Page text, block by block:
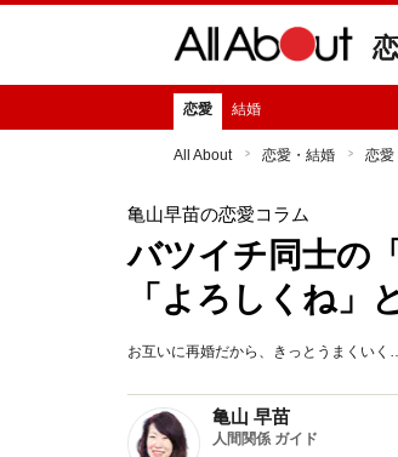
恋愛 結婚
All About 恋愛・結婚 恋愛
亀山早苗の恋愛コラム
バツイチ同士の
「よろしくね」
お互いに再婚だから、きっとうまくい
亀山 早苗
人間関係 ガイド